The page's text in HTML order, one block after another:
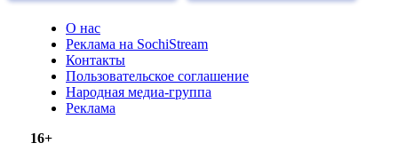
О нас
Реклама на SochiStream
Контакты
Пользовательское соглашение
Народная медиа-группа
Реклама
16+